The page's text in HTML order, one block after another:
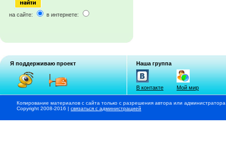
на сайте: в интернете:
Я поддерживаю проект Наша группа
В контакте Мой мир
Копирование материалов с сайта только с разрешения автора или
Copyright 2008-2016 | связаться с администрацией